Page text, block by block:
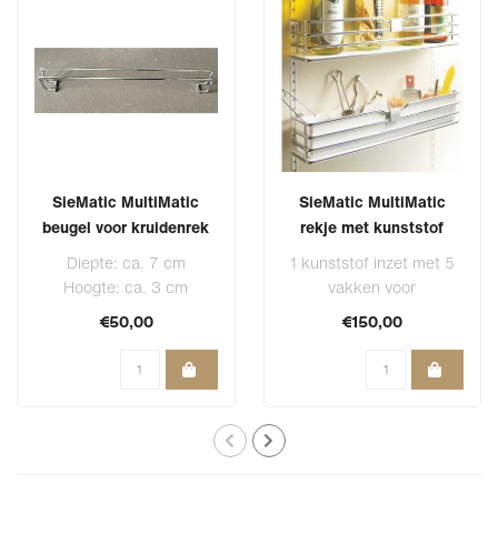
SieMatic MultiMatic
beugel voor kruidenrek
Diepte: ca. 7 cm
Hoogte: ca. 3 cm
Breedte: ca. 38 cm
Materiaal: chroom
glanze..
€50,00
SieMatic MultiMatic
rekje met kunststof
inzet
1 kunststof inzet met 5
vakken voor
Kleine
keukenbenodigdheden
Breedte 38cm
€150,00